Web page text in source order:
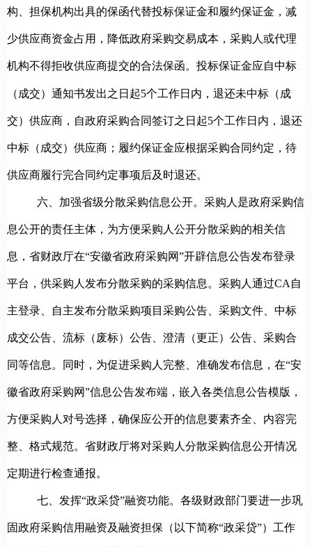
构、担保机构出具的保函代替投标保证金和履约保证金，减
少供应商资金占用，降低政府采购交易成本，采购人或代理
机构不得拒收供应商提交的合法保函。投标保证金应自中标
（成交）通知书发出之日起5个工作日内，退还未中标（成
交）供应商，自政府采购合同签订之日起5个工作日内，退还
中标（成交）供应商；履约保证金应根据采购合同约定，待
供应商履行完合同约定事项后及时退还。
六、 加强省级分散采购信息公开。 采购人是政府采购信
息公开的责任主体，为方便采购人公开分散采购的相关信
息，省财政厅在“安徽省政府采购网”开辟信息公告发布登录
平台，供采购人发布分散采购的采购信息。采购人通过CA自
主登录、自主发布分散采购项目采购公告、采购文件、中标
成交公告、流标（废标）公告、澄清（更正）公告、采购合
同等信息。同时，为促进采购人完整、准确发布信息，在“安
徽省政府采购网”信息公告发布端，嵌入各类信息公告模版，
方便采购人对号选择，确保应公开的信息要素齐全、内容完
整、格式规范。省财政厅将对采购人分散采购信息公开情况
定期进行检查通报。
七、发挥“政采贷”融资功能。 各级财政部门要进一步巩
固政府采购信用融资及融资担保（以下简称“政采贷”）工作